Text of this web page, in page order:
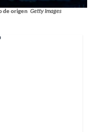
de origen Getty Images